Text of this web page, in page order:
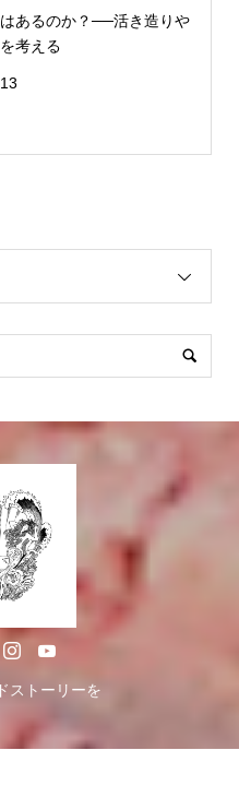
あるのか？──活き造りや
考える
ストーリーを